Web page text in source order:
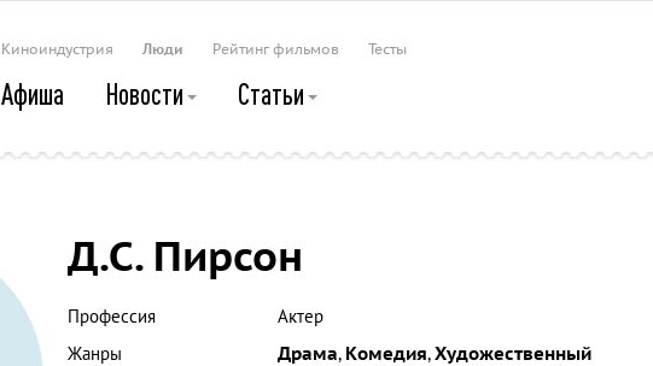
Киноиндустрия Люди Рейтинг фильмов Тесты
Афиша Новости Статьи
Д.С. Пирсон
Профессия
Актер
Жанры
Драма, Комедия,Художественный